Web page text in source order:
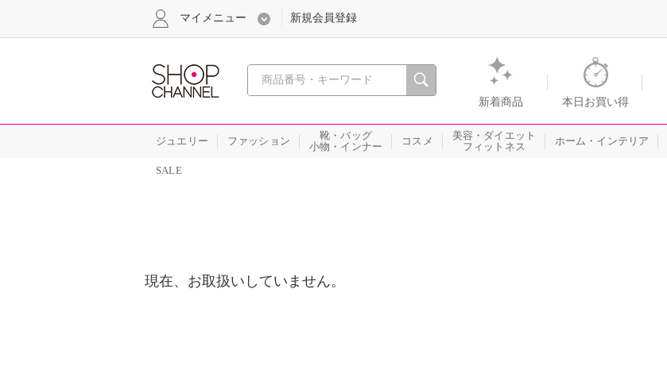
心おどる、瞬間を。通販・テレビショッピングのショップチャンネル
新着商品 本日お買い得
マイメニュー 新規会員登録
ジュエリー ファッション
靴・バッグ
小物・インナー
コスメ
美容・ダイエット
フィットネス
ホーム・インテリア
SALE
現在、お取扱いしていません。